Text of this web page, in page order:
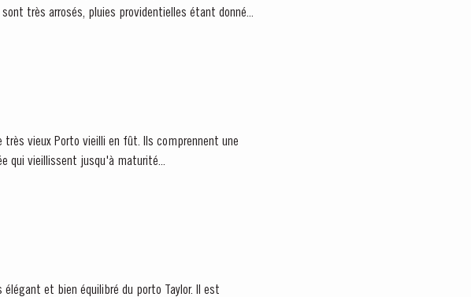
très arrosés, pluies providentielles étant donné...
très vieux Porto vieilli en fût. Ils comprennent une
qui vieillissent jusqu'à maturité...
et bien équilibré du porto Taylor. Il est